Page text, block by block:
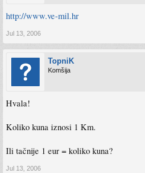
http://www.ve-mil.hr
Jul 13, 2006
TopniK
Komšija
Hvala!
Koliko kuna iznosi 1 Km.
Ili tačnije 1 eur = koliko kuna?
Jul 13, 2006